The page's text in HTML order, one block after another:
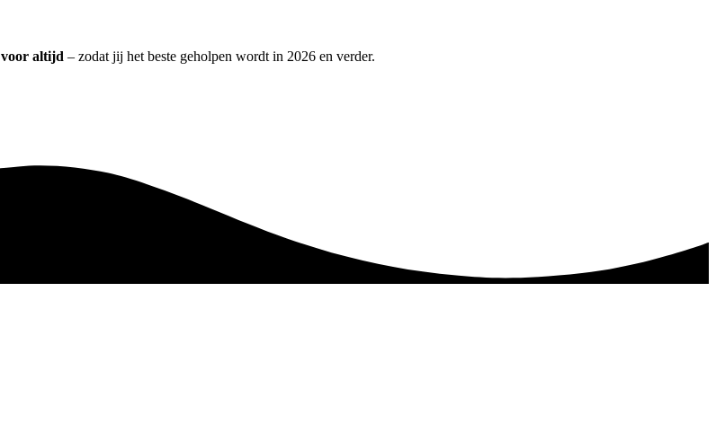
voor altijd – zodat jij het beste geholpen wordt in 2026 en verder.